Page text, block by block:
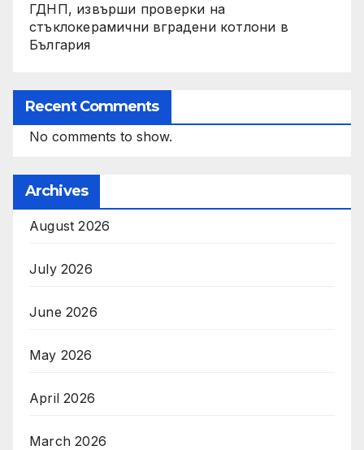
ГДНП, извърши проверки на
стъклокерамични вградени котлони в
България
Recent Comments
No comments to show.
Archives
August 2026
July 2026
June 2026
May 2026
April 2026
March 2026